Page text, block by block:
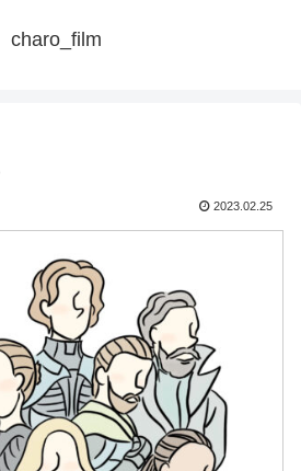
charo_film
2023.02.25